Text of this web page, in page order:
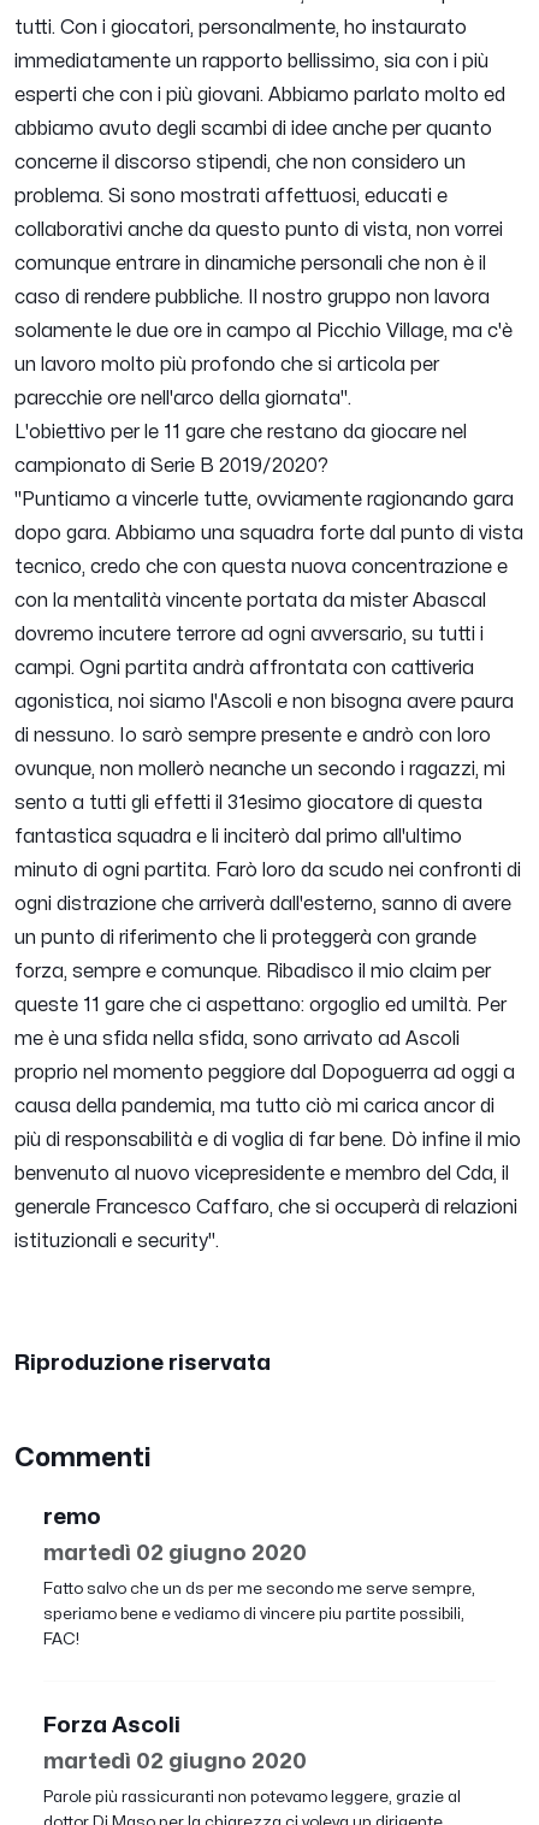
tutti. Con i giocatori, personalmente, ho instaurato
immediatamente un rapporto bellissimo, sia con i più
esperti che con i più giovani. Abbiamo parlato molto ed
abbiamo avuto degli scambi di idee anche per quanto
concerne il discorso stipendi, che non considero un
problema. Si sono mostrati affettuosi, educati e
collaborativi anche da questo punto di vista, non vorrei
comunque entrare in dinamiche personali che non è il
caso di rendere pubbliche. Il nostro gruppo non lavora
solamente le due ore in campo al Picchio Village, ma c'è
un lavoro molto più profondo che si articola per
parecchie ore nell'arco della giornata".
L'obiettivo per le 11 gare che restano da giocare nel
campionato di Serie B 2019/2020?
"Puntiamo a vincerle tutte, ovviamente ragionando gara
dopo gara. Abbiamo una squadra forte dal punto di vista
tecnico, credo che con questa nuova concentrazione e
con la mentalità vincente portata da mister Abascal
dovremo incutere terrore ad ogni avversario, su tutti i
campi. Ogni partita andrà affrontata con cattiveria
agonistica, noi siamo l'Ascoli e non bisogna avere paura
di nessuno. Io sarò sempre presente e andrò con loro
ovunque, non mollerò neanche un secondo i ragazzi, mi
sento a tutti gli effetti il 31esimo giocatore di questa
fantastica squadra e li inciterò dal primo all'ultimo
minuto di ogni partita. Farò loro da scudo nei confronti di
ogni distrazione che arriverà dall'esterno, sanno di avere
un punto di riferimento che li proteggerà con grande
forza, sempre e comunque. Ribadisco il mio claim per
queste 11 gare che ci aspettano: orgoglio ed umiltà. Per
me è una sfida nella sfida, sono arrivato ad Ascoli
proprio nel momento peggiore dal Dopoguerra ad oggi a
causa della pandemia, ma tutto ciò mi carica ancor di
più di responsabilità e di voglia di far bene. Dò infine il mio
benvenuto al nuovo vicepresidente e membro del Cda, il
generale Francesco Caffaro, che si occuperà di relazioni
istituzionali e security".
Riproduzione riservata
Commenti
remo
martedì 02 giugno 2020
Fatto salvo che un ds per me secondo me serve sempre,
speriamo bene e vediamo di vincere piu partite possibili,
FAC!
Forza Ascoli
martedì 02 giugno 2020
Parole più rassicuranti non potevamo leggere, grazie al